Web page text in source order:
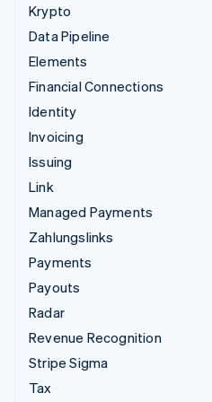
Krypto
Data Pipeline
Elements
Financial Connections
Identity
Invoicing
Issuing
Link
Managed Payments
Zahlungslinks
Payments
Payouts
Radar
Revenue Recognition
Stripe Sigma
Tax